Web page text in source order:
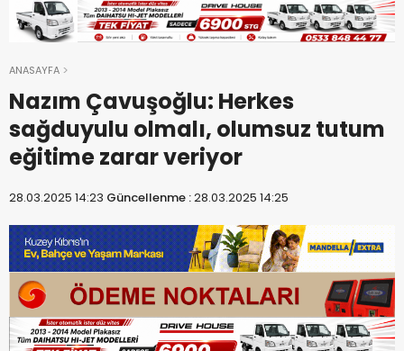
ANASAYFA
Nazım Çavuşoğlu: Herkes
sağduyulu olmalı, olumsuz tutum
eğitime zarar veriyor
28.03.2025 14:23 Güncellenme :28.03.2025 14:25